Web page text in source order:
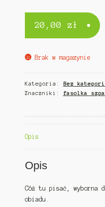
20,00 zł
Brak w magazynie
Kategoria:
Bez
Znaczniki:
fasolka
Opis
Opis
Cóż tu pisać, wyborna
obiadu.